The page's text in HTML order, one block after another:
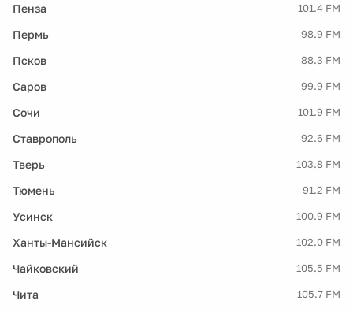
Пенза 101.4 FM
Пермь 98.9 FM
Псков 88.3 FM
Саров 99.9 FM
Сочи 101.9 FM
Ставрополь 92.6 FM
Тверь 103.8 FM
Тюмень 91.2 FM
Усинск 100.9 FM
Ханты-Мансийск 102.0 FM
Чайковский 105.5 FM
Чита 105.7 FM